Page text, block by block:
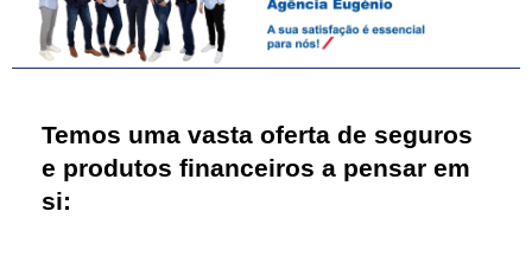
Temos uma vasta oferta de seguros
e produtos financeiros a pensar em
si: